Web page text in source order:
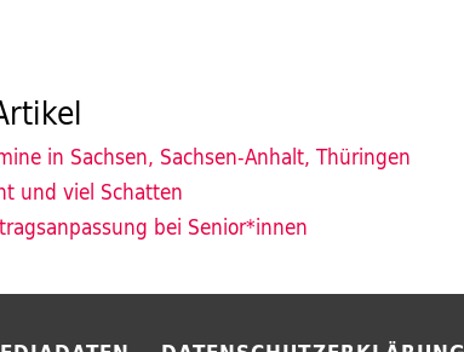
in Sachsen, Sachsen-Anhalt, Thüringen
und viel Schatten
bei Senior*innen